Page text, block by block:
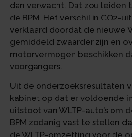
dan verwacht. Dat zou leiden
de BPM. Het verschil in CO2-
verklaard doordat de nieuwe
gemiddeld zwaarder zijn en
motorvermogen beschikken
voorgangers.
Uit de onderzoeksresultaten
kabinet op dat er voldoende
uitstoot van WLTP-auto’s om
BPM zodanig vast te stellen
de WLTP-omzetting voor de